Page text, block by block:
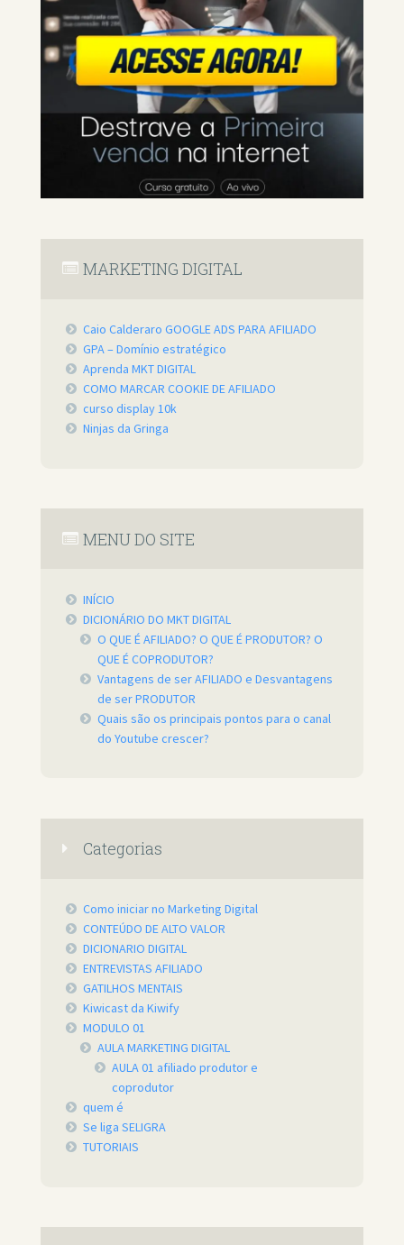
MARKETING DIGITAL
Caio Calderaro GOOGLE ADS PARA AFILIADO
GPA – Domínio estratégico
Aprenda MKT DIGITAL
COMO MARCAR COOKIE DE AFILIADO
curso display 10k
Ninjas da Gringa
MENU DO SITE
INÍCIO
DICIONÁRIO DO MKT DIGITAL
O QUE É AFILIADO? O QUE É PRODUTOR? O
QUE É COPRODUTOR?
Vantagens de ser AFILIADO e Desvantagens
de ser PRODUTOR
Quais são os principais pontos para o canal
do Youtube crescer?
Categorias
Como iniciar no Marketing Digital
CONTEÚDO DE ALTO VALOR
DICIONARIO DIGITAL
ENTREVISTAS AFILIADO
GATILHOS MENTAIS
Kiwicast da Kiwify
MODULO 01
AULA MARKETING DIGITAL
AULA 01 afiliado produtor e
coprodutor
quem é
Se liga SELIGRA
TUTORIAIS